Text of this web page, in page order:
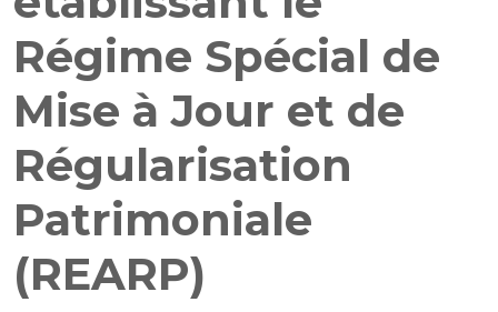
Régime Spécial de
Mise à Jour et de
Régularisation
Patrimoniale
(REARP)